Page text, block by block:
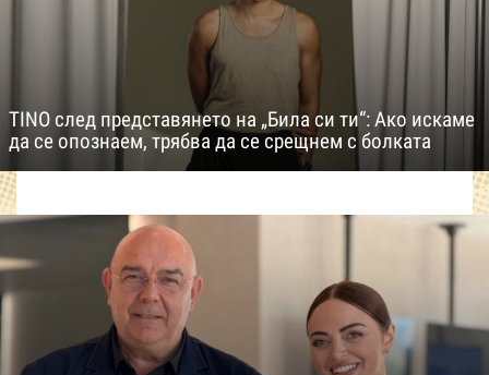
TINO след представянето на „Била си ти“: Ако искаме
да се опознаем, трябва да се срещнем с болката